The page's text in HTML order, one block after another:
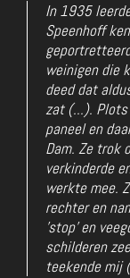
In 1935
Speenhoff
weinigen die
deed dat
zat (...). Plots
paneel en
Dam. Ze trok
verkinderde
werkte mee.
rechter en
'stop' en
schilderen
teekende mij